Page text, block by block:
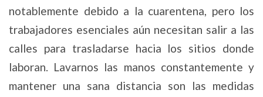
notablemente debido a la cuarentena, pero los
trabajadores esenciales aún necesitan salir a las
calles para trasladarse hacia los sitios donde
laboran. Lavarnos las manos constantemente y
mantener una sana distancia son las medidas